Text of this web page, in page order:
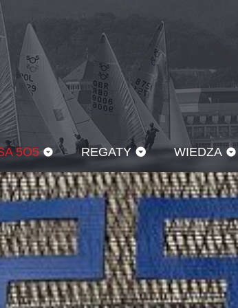
5O5 REGATY WIEDZA